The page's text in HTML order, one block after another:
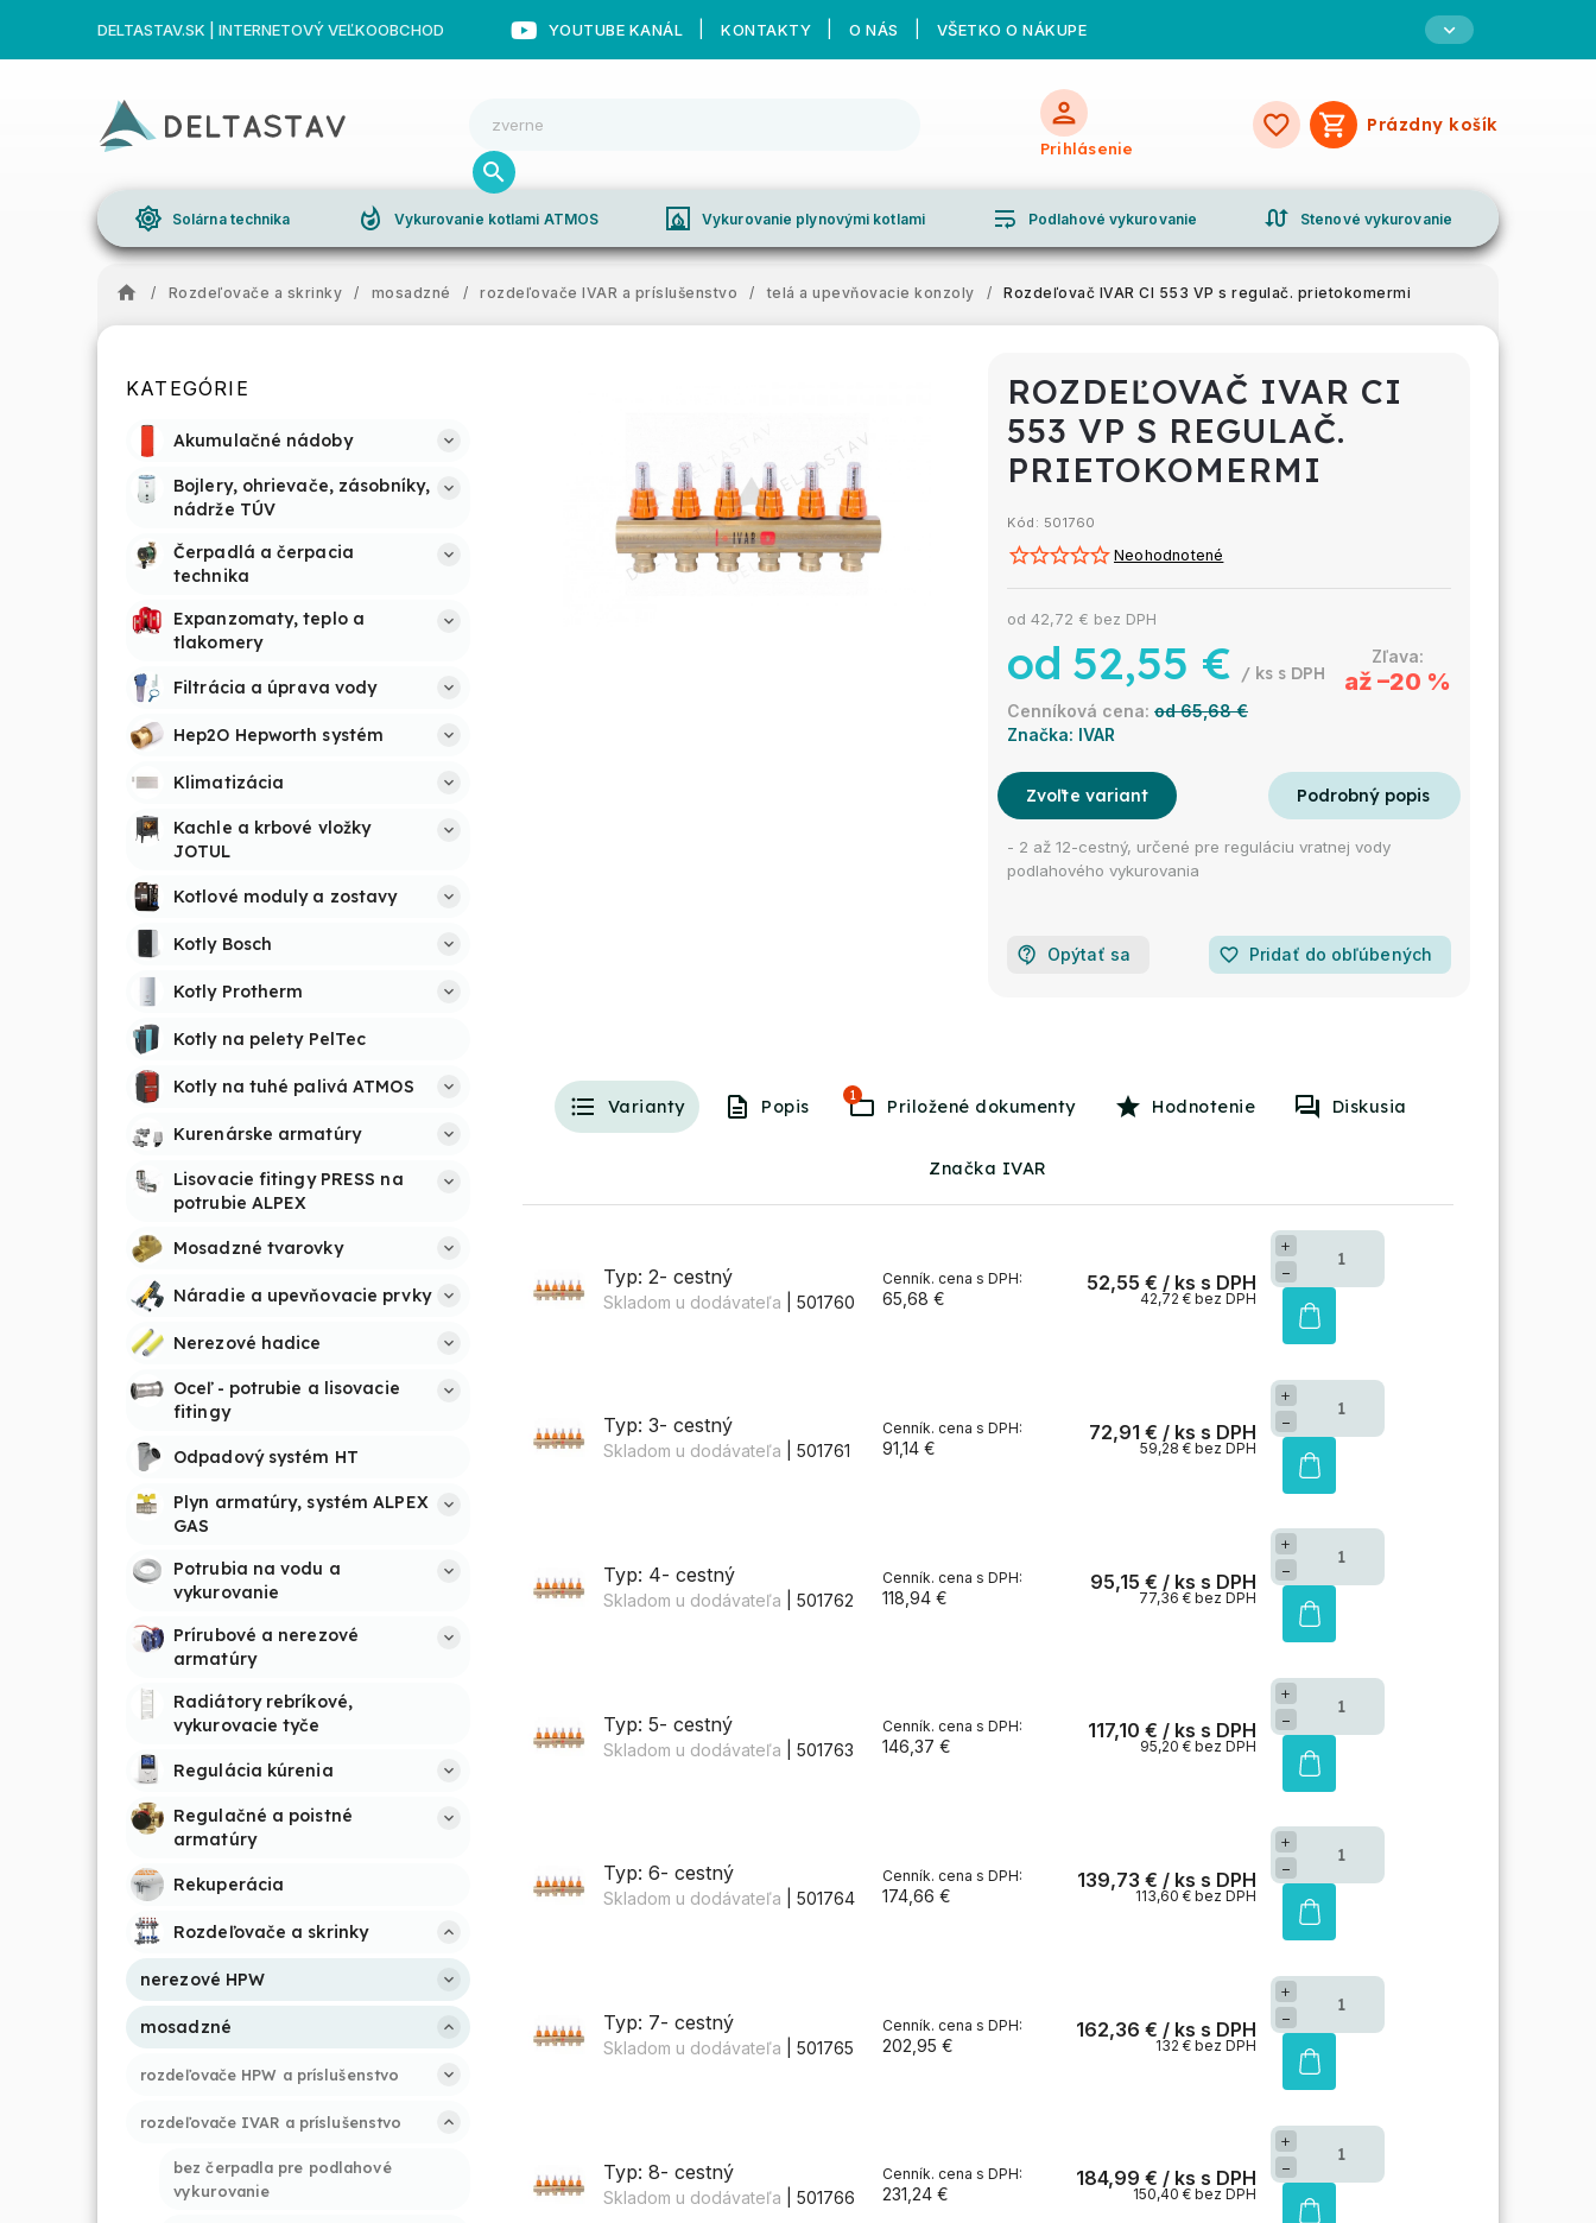
DELTASTAV.SK | INTERNETOVÝ VEĽKOOBCHOD YOUTUBE KANÁL KONTAKTY O NÁS VŠETKO O NÁKUPE
Nákupný
Prázdny košík
Prihlásenie
brightness_high Solárna technika whatshot Vykurovanie kotlami ATMOS fireplace Vykurovanie plynovými kotlami wrap_text Podlahové vykurovanie swap_calls Stenové vykurovanie
/ Rozdeľovače a skrinky / mosadzné / rozdeľovače IVAR a príslušenstvo / telá a upevňovacie konzoly / Rozdeľovač IVAR CI 553 VP s regulač. prietokomermi
KATEGÓRIE
Akumulačné nádoby
Bojlery, ohrievače, zásobníky,
nádrže TÚV
Čerpadlá a čerpacia
technika
Expanzomaty, teplo a
tlakomery
Filtrácia a úprava vody
Hep2O Hepworth systém
Klimatizácia
Kachle a krbové vložky
JOTUL
Kotlové moduly a zostavy
Kotly Bosch
Kotly Protherm
Kotly na pelety PelTec
Kotly na tuhé palivá ATMOS
Kurenárske armatúry
Lisovacie fitingy PRESS na
potrubie ALPEX
Mosadzné tvarovky
Náradie a upevňovacie prvky
Nerezové hadice
Oceľ - potrubie a lisovacie
fitingy
Odpadový systém HT
Plyn armatúry, systém ALPEX
GAS
Potrubia na vodu a
vykurovanie
Prírubové a nerezové
armatúry
Radiátory rebríkové,
vykurovacie tyče
Regulácia kúrenia
Regulačné a poistné
armatúry
Rekuperácia
Rozdeľovače a skrinky
nerezové HPW
mosadzné
rozdeľovače HPW a príslušenstvo
rozdeľovače IVAR a príslušenstvo
bez čerpadla pre podlahové
vykurovanie
ROZDEĽOVAČ IVAR CI
553 VP S REGULAČ.
PRIETOKOMERMI
Kód: 501760
Neohodnotené
Značka: IVAR
od 65,68 €
až –20 %
od 52,55 € / ks
od 42,72 € bez DPH
Zvoľte variant
- 2 až 12-cestný, určené pre reguláciu vratnej vody
podlahového vykurovania
Opýtať sa favorite_border Pridať do obľúbených
Varianty Popis
1
Hodnotenie Diskusia
Značka IVAR
Typ: 2- cestný
Skladom u dodávateľa | 501760 65,68 €
52,55 € / ks
42,72 € bez DPH
+
−
Typ: 3- cestný
Skladom u dodávateľa | 501761 91,14 €
72,91 € / ks
59,28 € bez DPH
+
−
Typ: 4- cestný
Skladom u dodávateľa | 501762 118,94 €
95,15 € / ks
77,36 € bez DPH
+
−
Typ: 5- cestný
Skladom u dodávateľa | 501763 146,37 €
117,10 € / ks
95,20 € bez DPH
+
−
Typ: 6- cestný
Skladom u dodávateľa | 501764 174,66 €
139,73 € / ks
113,60 € bez DPH
+
−
Typ: 7- cestný
Skladom u dodávateľa | 501765 202,95 €
162,36 € / ks
132 € bez DPH
+
−
Typ: 8- cestný
Skladom u dodávateľa | 501766 231,24 €
184,99 € / ks
150,40 € bez DPH
+
−